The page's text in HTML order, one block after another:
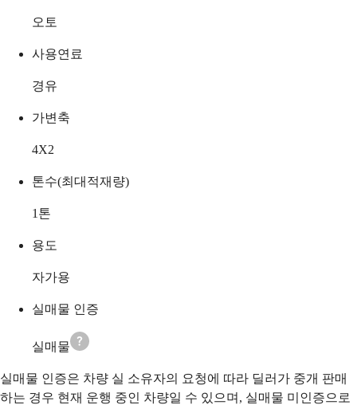
오토
사용연료
경유
가변축
4X2
톤수(최대적재량)
1 톤
용도
자가용
실매물 인증
실매물
실매물 인증은 차량 실 소유자의 요청에 따라 딜러가 중개 판매
하는 경우 현재 운행 중인 차량일 수 있으며, 실매물 미인증으로